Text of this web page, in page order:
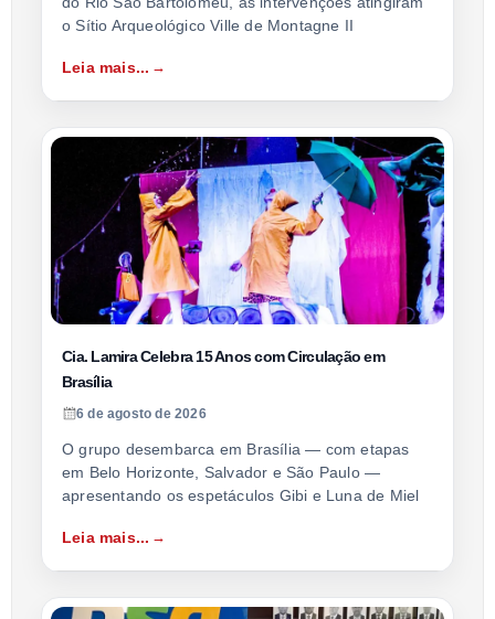
o Sítio Arqueológico Ville de Montagne II
Leia mais...
Cia. Lamira Celebra 15 Anos com Circulação em
Brasília
6 de agosto de 2026
O grupo desembarca em Brasília — com etapas
em Belo Horizonte, Salvador e São Paulo —
apresentando os espetáculos Gibi e Luna de Miel
Leia mais...